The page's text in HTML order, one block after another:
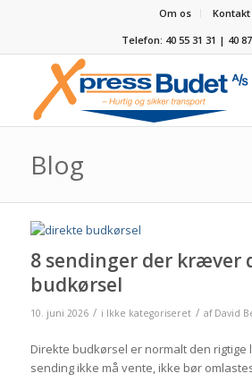
Om os
Kontakt
Telefon: 40 55 31 31 | 40 87
Blog
8 sendinger der kræver
budkørsel
10. juni 2026 / i Ikke kategoriseret / af David
Direkte budkørsel er normalt den rigtige
sending ikke må vente, ikke bør